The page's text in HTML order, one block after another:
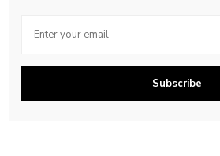
Subscribe